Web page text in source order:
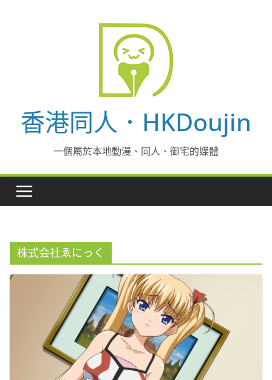
香港同人．HKDoujin
一個屬於本地動漫、同人、御宅的媒體
株式会社ゑにっく